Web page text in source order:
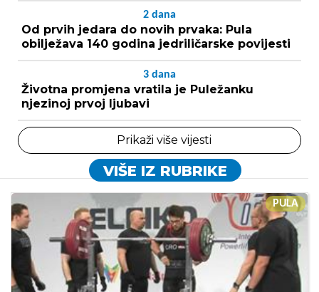
2 dana
Od prvih jedara do novih prvaka: Pula
obilježava 140 godina jedriličarske povijesti
3 dana
Životna promjena vratila je Puležanku
njezinoj prvoj ljubavi
Prikaži više vijesti
VIŠE IZ RUBRIKE
PULA